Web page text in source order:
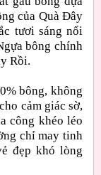
của Quà Đây
tươi sáng nổi
bông chính
Rồi.
bông, không
cảm giác sờ,
công khéo léo
chỉ may tinh
đẹp khó lòng